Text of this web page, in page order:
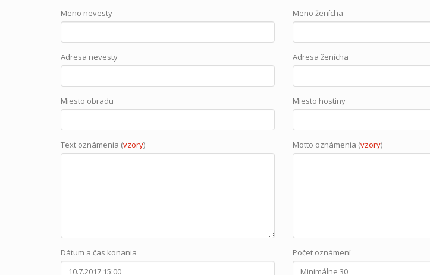
Meno nevesty
Adresa nevesty
Miesto obradu
Text oznámenia (vzory)
Dátum a čas konania
Meno ženícha
Adresa ženícha
Miesto hostiny
Motto oznámenia (vzory)
Počet oznámení